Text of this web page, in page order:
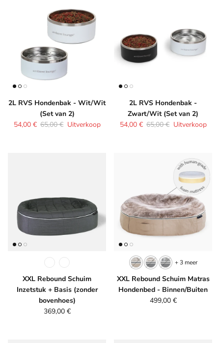
2L RVS Hondenbak - Wit/Wit
(Set van 2)
Verkoopprijs
54,00 € Reguliere prijs
65,00 € Uitverkoop
2L RVS Hondenbak -
Zwart/Wit (Set van 2)
Verkoopprijs
54,00 € Reguliere prijs
65,00 € Uitverkoop
XXL Rebound Schuim
Inzetstuk + Basis (zonder
bovenhoes)
Reguliere prijs
369,00 €
XXL Rebound Schuim Matras
Hondenbed - Binnen/Buiten
Reguliere prijs
499,00 €
+ 3 meer